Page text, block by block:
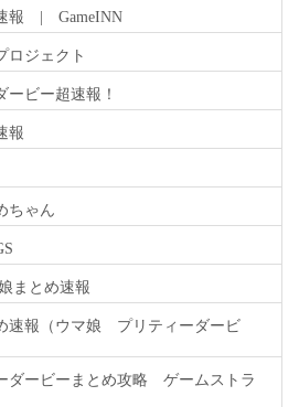
報 | GameINN
ジェクト
ビー超速報！
報
ゃん
とめ速報
速報（ウマ娘 プリティーダービ
ービーまとめ攻略 ゲームストラ